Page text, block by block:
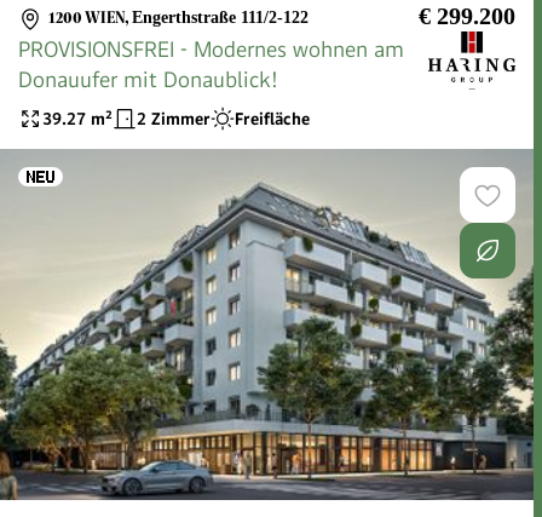
1200 WIEN, Engerthstraße 111/2-122 € 299.200
PROVISIONSFREI - Modernes wohnen am
Donauufer mit Donaublick!
39.27 m² 2 Zimmer Freifläche